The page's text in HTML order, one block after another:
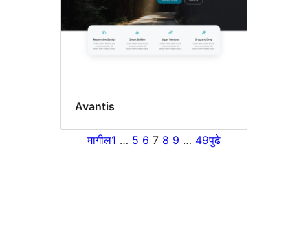
Avantis
मागील1 … 5 6 7 8 9 … 49पुढे